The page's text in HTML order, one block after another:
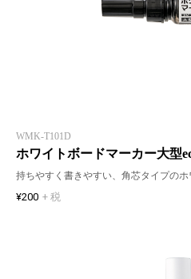
WMK-T101D
ホワイトボードマーカー大型
持ちやすく書きやすい、角芯タイプの
¥200 + 税